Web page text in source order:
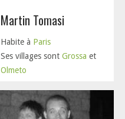
Martin Tomasi
Habite à Paris
Ses villages sont Grossa et
Olmeto